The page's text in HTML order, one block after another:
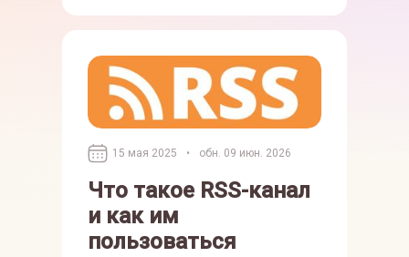
особенности и отличия от
традиционных интернет-
ресурсов. Эта статья поможет
ответить на перечисленные
вопросы и разобраться в теме.
15 мая 2025 • обн. 09 июн. 2026
Что такое RSS-канал
и как им
пользоваться